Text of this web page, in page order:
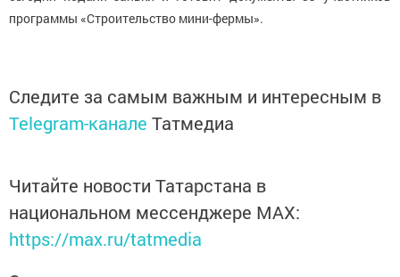
программы «Строительство мини-фермы».
Следите за самым важным и интересным в
Telegram-канале Татмедиа
Читайте новости Татарстана в
национальном мессенджере MАХ:
https://max.ru/tatmedia